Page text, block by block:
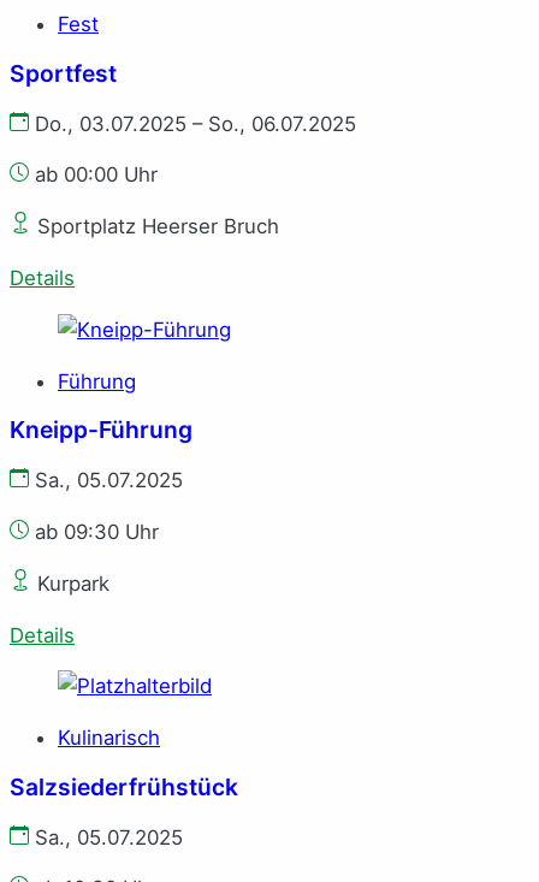
Fest
Sportfest
Do., 03.07.2025 – So., 06.07.2025
ab 00:00 Uhr
Sportplatz Heerser Bruch
Details
Führung
Kneipp-Führung
Sa., 05.07.2025
ab 09:30 Uhr
Kurpark
Details
Kulinarisch
Salzsiederfrühstück
Sa., 05.07.2025